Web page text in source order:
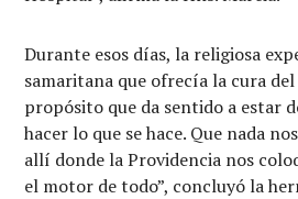
Durante esos días, la religiosa
samaritana que ofrecía la cura
propósito que da sentido a estar
hacer lo que se hace. Que nada
allí donde la Providencia nos
el motor de todo”, concluyó la